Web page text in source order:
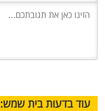
עוד בדעות בית שמש: